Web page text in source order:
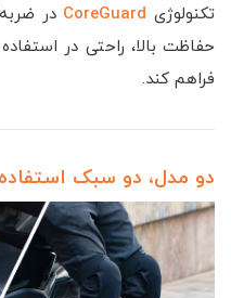
تکنولوژی CoreGuard در
حفاظت بالا، راحتی در
فراهم کند.
دو مدل، دو سبک استفاده